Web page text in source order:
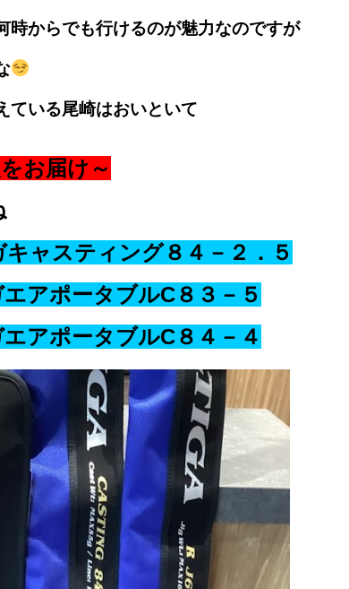
時からでも行けるのが魅力なのですが
ている尾崎はおいといて
お届け～
ャスティング８４－２．５
アポータブルC８３－５
アポータブルC８４－４